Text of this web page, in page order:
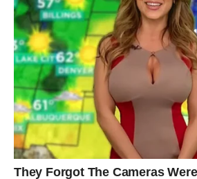
Zvijezde vam donose priliku da
radi u vašu korist.
Zato vjerujte sebi i ne ignorišite
sudbina šalje.
Jer nešto ogromno se zaista
dolaze iz smjera koji niste ni